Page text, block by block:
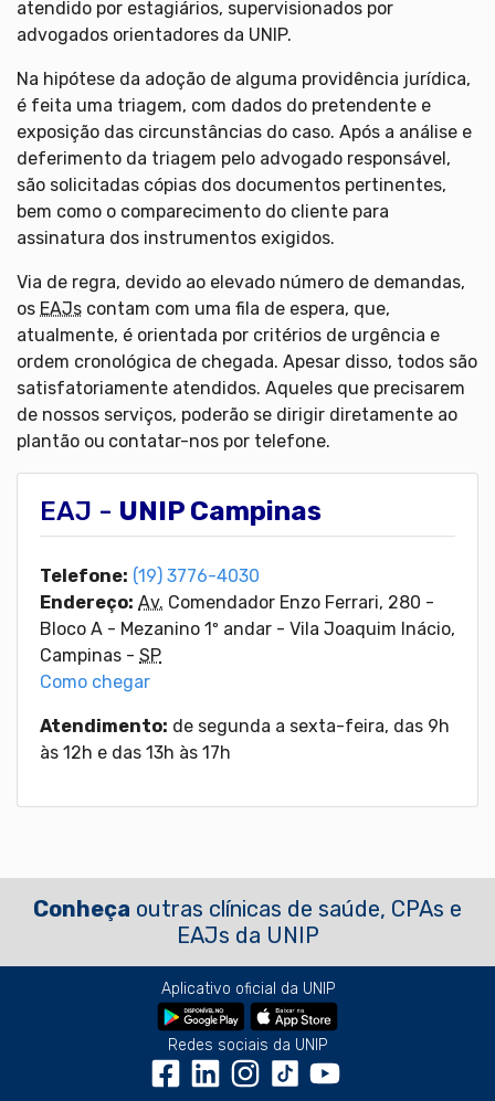
atendido por estagiários, supervisionados por
advogados orientadores da UNIP.
Na hipótese da adoção de alguma providência jurídica,
é feita uma triagem, com dados do pretendente e
exposição das circunstâncias do caso. Após a análise e
deferimento da triagem pelo advogado responsável,
são solicitadas cópias dos documentos pertinentes,
bem como o comparecimento do cliente para
assinatura dos instrumentos exigidos.
Via de regra, devido ao elevado número de demandas,
os EAJs contam com uma fila de espera, que,
atualmente, é orientada por critérios de urgência e
ordem cronológica de chegada. Apesar disso, todos são
satisfatoriamente atendidos. Aqueles que precisarem
de nossos serviços, poderão se dirigir diretamente ao
plantão ou contatar-nos por telefone.
EAJ - UNIP Campinas
Telefone: (19) 3776-4030
Endereço: Av. Comendador Enzo Ferrari, 280 -
Bloco A - Mezanino 1º andar - Vila Joaquim Inácio,
Campinas - SP
Como chegar
Atendimento: de segunda a sexta-feira, das 9h
às 12h e das 13h às 17h
Conheça outras clínicas de saúde, CPAs e
EAJs da UNIP
Aplicativo oficial da UNIP
Redes sociais da UNIP